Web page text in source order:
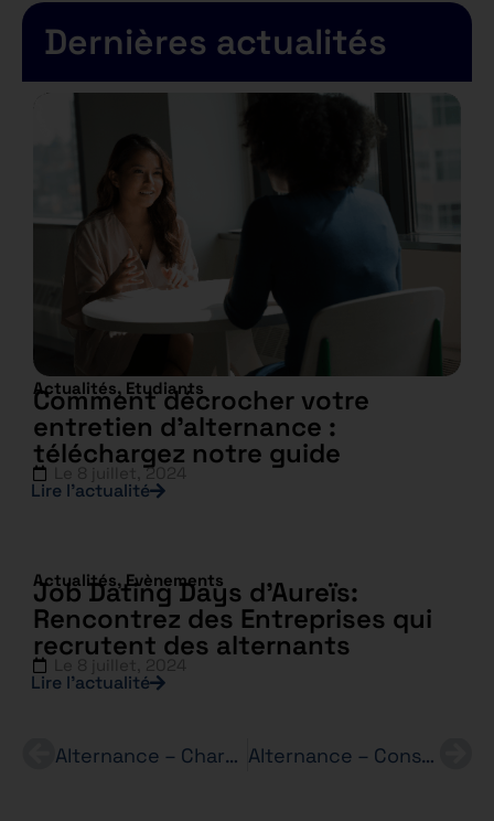
Dernières actualités
Actualités, Etudiants
Comment décrocher votre
entretien d’alternance :
téléchargez notre guide
8 juillet, 2024
Lire l’actualité
Actualités,Evènements
Job Dating Days d’Aureïs:
Rencontrez des Entreprises qui
recrutent des alternants
Lire l’actualité
Alternance – Chargé de Ressources Humaines (H/F) – Secteur du tourisme Bachelor RH Alternance – Conseiller(e) de vente – AIGLE INTERNATIONAL (H/F) – BTS MCO